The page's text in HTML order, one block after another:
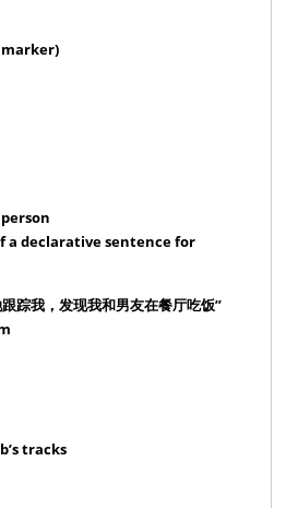
a declarative sentence for
踪我，发现我和男友在餐厅吃饭”
tracks